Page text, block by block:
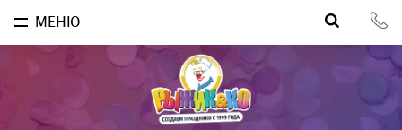
МЕНЮ